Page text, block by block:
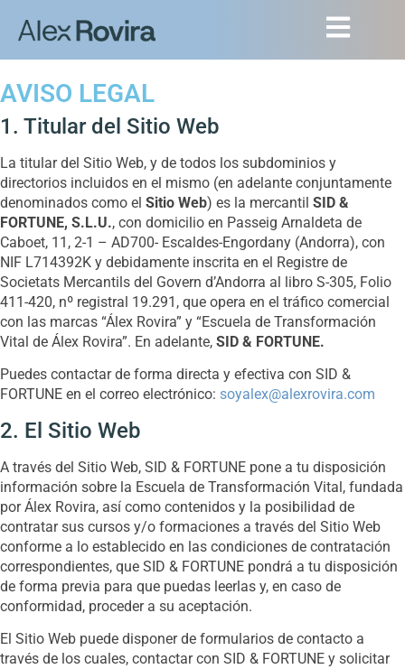
AVISO LEGAL
1. Titular del Sitio Web
La titular del Sitio Web, y de todos los subdominios y
directorios incluidos en el mismo (en adelante conjuntamente
denominados como el Sitio Web) es la mercantil SID &
FORTUNE, S.L.U., con domicilio en Passeig Arnaldeta de
Caboet, 11, 2-1 – AD700- Escaldes-Engordany (Andorra), con
NIF L714392K y debidamente inscrita en el Registre de
Societats Mercantils del Govern d’Andorra al libro S-305, Folio
411-420, nº registral 19.291, que opera en el tráfico comercial
con las marcas “Álex Rovira” y “Escuela de Transformación
Vital de Álex Rovira”. En adelante, SID & FORTUNE.
Puedes contactar de forma directa y efectiva con SID &
FORTUNE en el correo electrónico: soyalex@alexrovira.com
2. El Sitio Web
A través del Sitio Web, SID & FORTUNE pone a tu disposición
información sobre la Escuela de Transformación Vital, fundada
por Álex Rovira, así como contenidos y la posibilidad de
contratar sus cursos y/o formaciones a través del Sitio Web
conforme a lo establecido en las condiciones de contratación
correspondientes, que SID & FORTUNE pondrá a tu disposición
de forma previa para que puedas leerlas y, en caso de
conformidad, proceder a su aceptación.
El Sitio Web puede disponer de formularios de contacto a
través de los cuales, contactar con SID & FORTUNE y solicitar